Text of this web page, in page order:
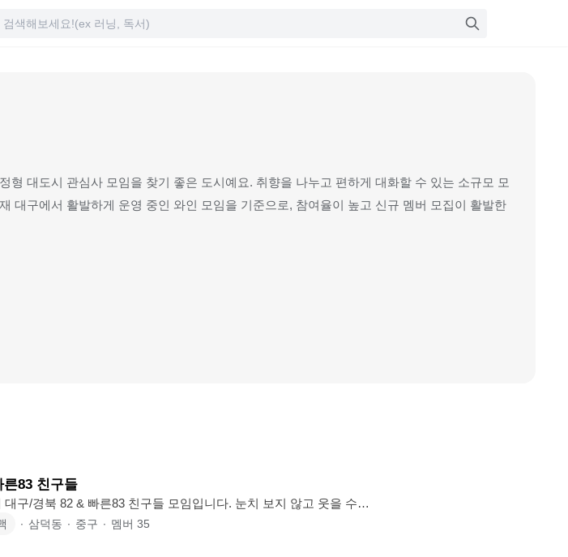
형 대도시 관심사 모임을 찾기 좋은 도시예요. 취향을 나누고 편하게 대화할 수 있는 소규모 모
대구에서 활발하게 운영 중인 와인 모임을 기준으로, 참여율이 높고 신규 멤버 모집이 활발한
83 친구들
∙ 삼덕동 ∙ 중구 ∙ 멤버 35